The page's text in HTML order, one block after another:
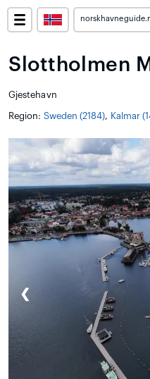
Slottholmen
Gjestehavn
Region: Sweden (2184), Kalmar
❮